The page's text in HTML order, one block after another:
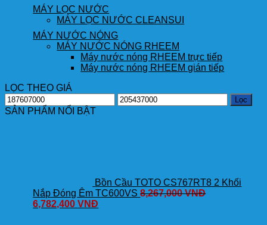
MÁY LỌC NƯỚC
MÁY LỌC NƯỚC CLEANSUI
MÁY NƯỚC NÓNG
MÁY NƯỚC NÓNG RHEEM
Máy nước nóng RHEEM trực tiếp
Máy nước nóng RHEEM gián tiếp
LỌC THEO GIÁ
Giá
thấp
Giá
cao
Lọc
SẢN PHẨM NỔI BẬT
Bồn Cầu TOTO CS767RT8 2 Khối
Nắp Đóng Êm TC600VS 8,267,000VNĐ
6,782,400VNĐ